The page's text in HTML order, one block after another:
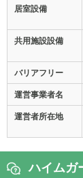
居室設備
共用施設設備
バリアフリー
運営事業者名
運営者所在地
ハイムガ